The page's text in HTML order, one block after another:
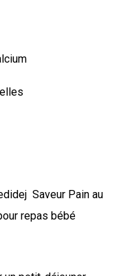
Saveur Pain au
repas bébé